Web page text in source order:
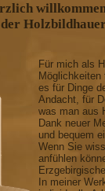
der
Für mich als
es für Dinge
Andacht, für
was man aus
Dank neuer
und bequem
Wenn Sie
anfühlen
In meiner